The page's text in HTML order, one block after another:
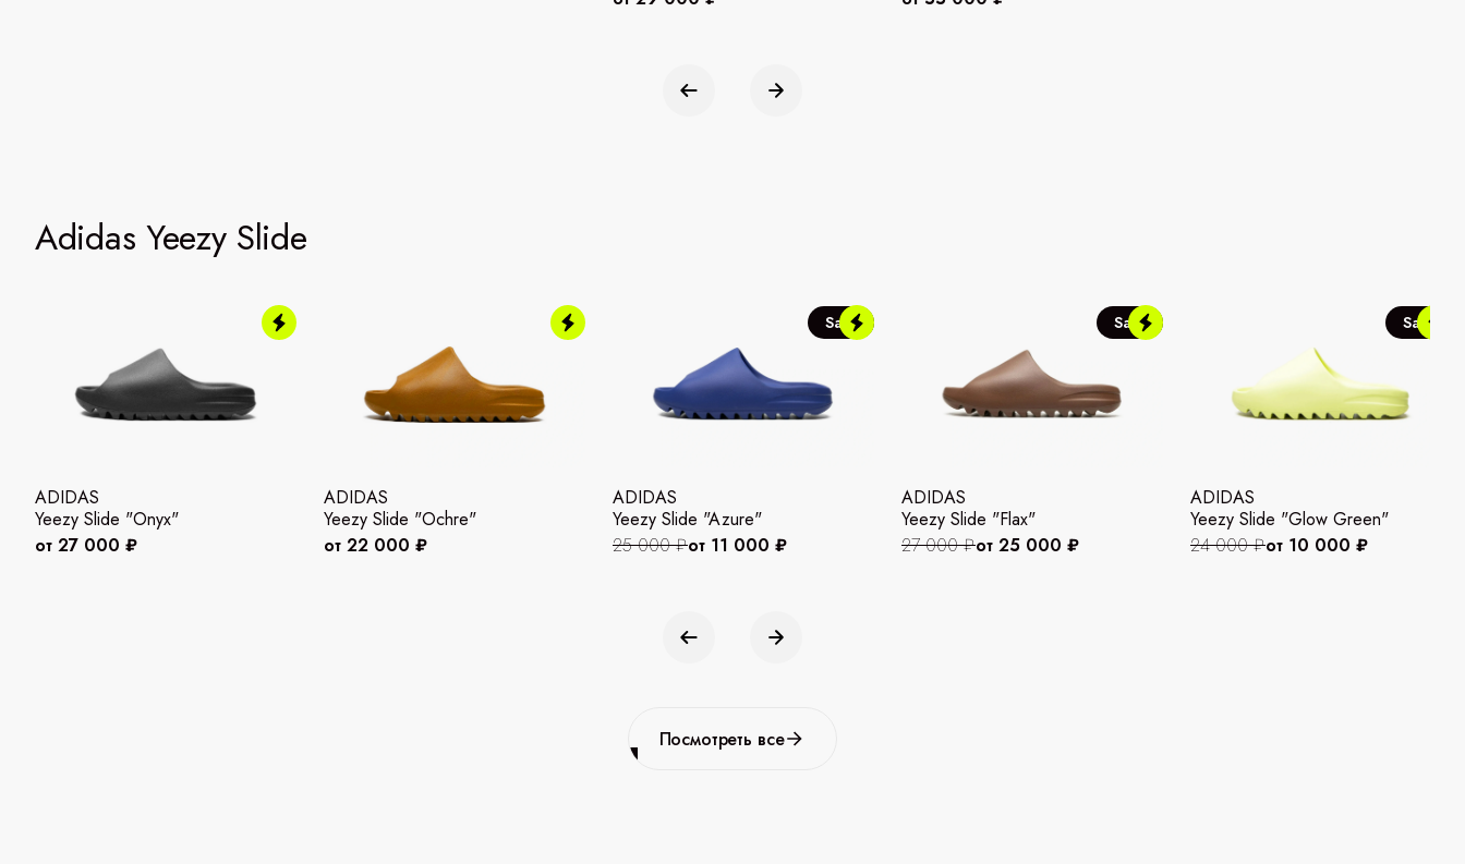
Adidas Yeezy Slide
ADIDAS
Yeezy Slide "Onyx"
от 27 000 ₽
ADIDAS
Yeezy Slide "Ochre"
от 22 000 ₽
Sale
ADIDAS
Yeezy Slide "Azure"
25 000 ₽от 11 000 ₽
Sale
ADIDAS
Yeezy Slide "Flax"
27 000 ₽от 25 000 ₽
Sale
ADIDAS
Yeezy Slide "Glow Green"
24 000 ₽от 10 000 ₽
Посмотреть все